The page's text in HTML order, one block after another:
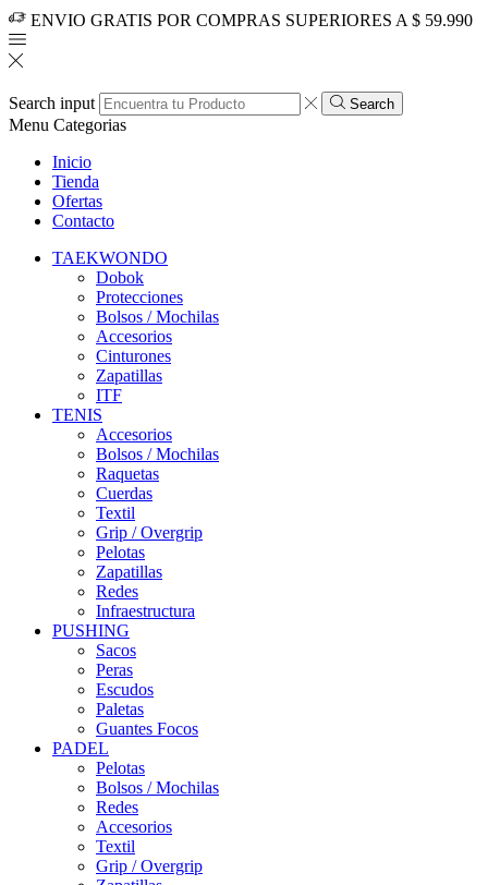
ENVIO GRATIS POR COMPRAS SUPERIORES A $ 59.990
Search input Search
Menu Categorias
Inicio
Tienda
Ofertas
Contacto
TAEKWONDO
Dobok
Protecciones
Bolsos / Mochilas
Accesorios
Cinturones
Zapatillas
ITF
TENIS
Accesorios
Bolsos / Mochilas
Raquetas
Cuerdas
Textil
Grip / Overgrip
Pelotas
Zapatillas
Redes
Infraestructura
PUSHING
Sacos
Peras
Escudos
Paletas
Guantes Focos
PADEL
Pelotas
Bolsos / Mochilas
Redes
Accesorios
Textil
Grip / Overgrip